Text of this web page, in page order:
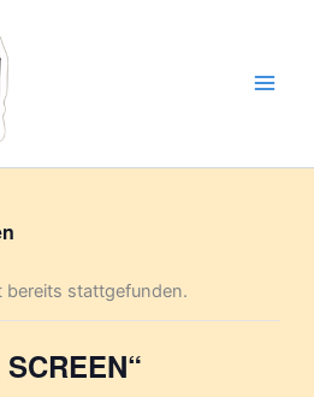
bereits stattgefunden.